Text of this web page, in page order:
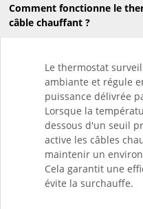
Comment fonctionne le
câble chauffant ?
Le thermostat
ambiante et régule
puissance délivrée
Lorsque la
dessous d'un seuil
active les câbles
maintenir un
Cela garantit une
évite la surchauffe.